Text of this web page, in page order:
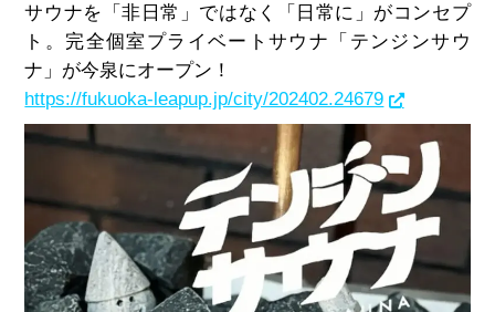
サウナを「非日常」ではなく「日常に」がコンセプ
ト。完全個室プライベートサウナ「テンジンサウ
ナ」が今泉にオープン！
https://fukuoka-leapup.jp/city/202402.24679